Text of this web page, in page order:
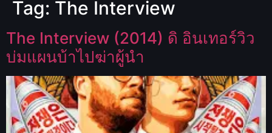
Tag: The Interview
The Interview (2014) ดิ อินเทอร์วิว
บ่มแผนบ้าไปฆ่าผู้นำ